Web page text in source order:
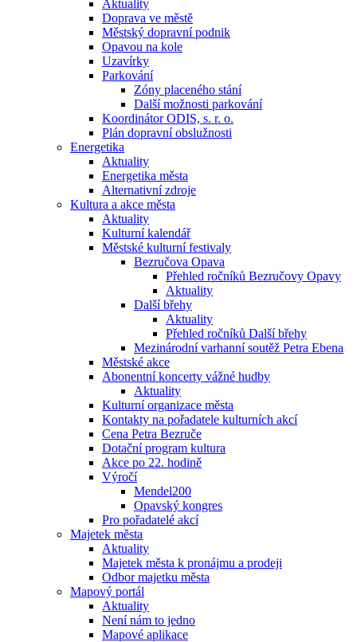
Aktuality
Doprava ve městě
Městský dopravní podnik
Opavou na kole
Uzavírky
Parkování
Zóny placeného stání
Další možnosti parkování
Koordinátor ODIS, s. r. o.
Plán dopravní obslužnosti
Energetika
Aktuality
Energetika města
Alternativní zdroje
Kultura a akce města
Aktuality
Kulturní kalendář
Městské kulturní festivaly
Bezručova Opava
Přehled ročníků Bezručovy Opavy
Aktuality
Další břehy
Aktuality
Přehled ročníků Další břehy
Mezinárodní varhanní soutěž Petra Ebena
Městské akce
Abonentní koncerty vážné hudby
Aktuality
Kulturní organizace města
Kontakty na pořadatele kulturních akcí
Cena Petra Bezruče
Dotační program kultura
Akce po 22. hodině
Výročí
Mendel200
Opavský kongres
Pro pořadatelé akcí
Majetek města
Aktuality
Majetek města k pronájmu a prodeji
Odbor majetku města
Mapový portál
Aktuality
Není nám to jedno
Mapové aplikace